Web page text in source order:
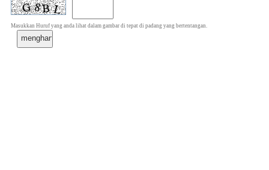
Masukkan Huruf yang anda lihat dalam gambar di tepat di padang yang bertentangan.